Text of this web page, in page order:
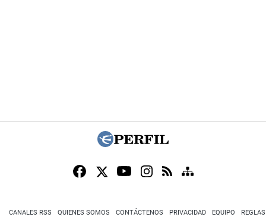
CANALES RSS QUIENES SOMOS CONTÁCTENOS PRIVACIDAD EQUIPO